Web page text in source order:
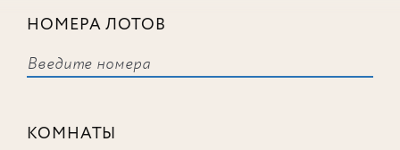
НОМЕРА ЛОТОВ
КОМНАТЫ
соответствует ни одного лота